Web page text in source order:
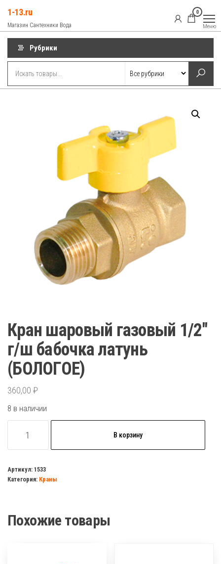
содержимому
1-13.ru
Магазин Сантехники Вода
0
Меню
Рубрики
Кран шаровый газовый 1/2″
г/ш бабочка латунь
(БОЛОГОЕ)
360,00 ₽
8 в наличии
товара
шаровый
газовый
ш
В корзину
Артикул: 1533
Категория: Краны
Похожие товары